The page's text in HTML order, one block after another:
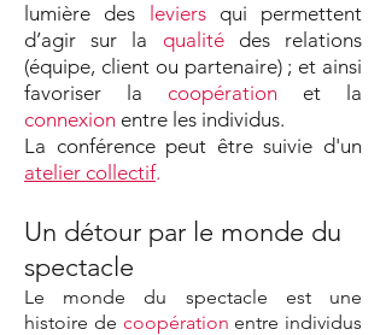
lumière des
leviersqui permettent
d’agir sur la qualitédes relations
(équipe, client ou partenaire) ; et ainsi
favoriser la coopération et la
connexion entre les individus.
La conférence peut être suivie d'un
atelier collectif.
Un détour par le monde du
spectacle
Le monde du spectacle est une
histoire de coopération entre individus